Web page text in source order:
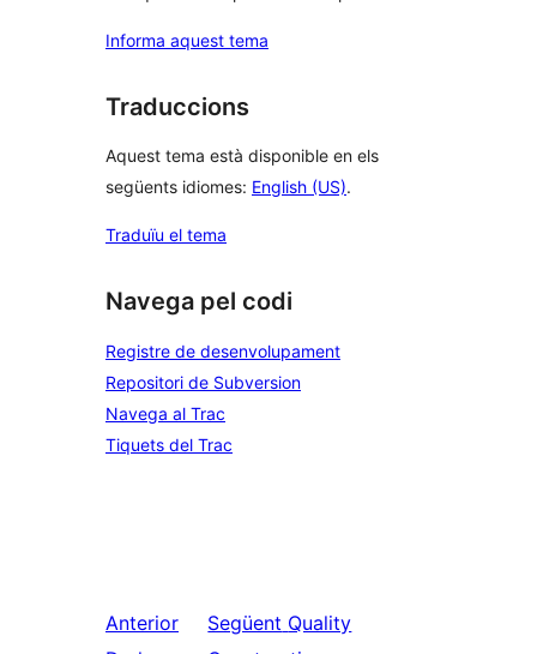
Informa aquest tema
Traduccions
Aquest tema està disponible en els
següents idiomes: English (US).
Traduïu el tema
Navega pel codi
Registre de desenvolupament
Repositori de Subversion
Navega al Trac
Tiquets del Trac
Anterior
Següent Quality